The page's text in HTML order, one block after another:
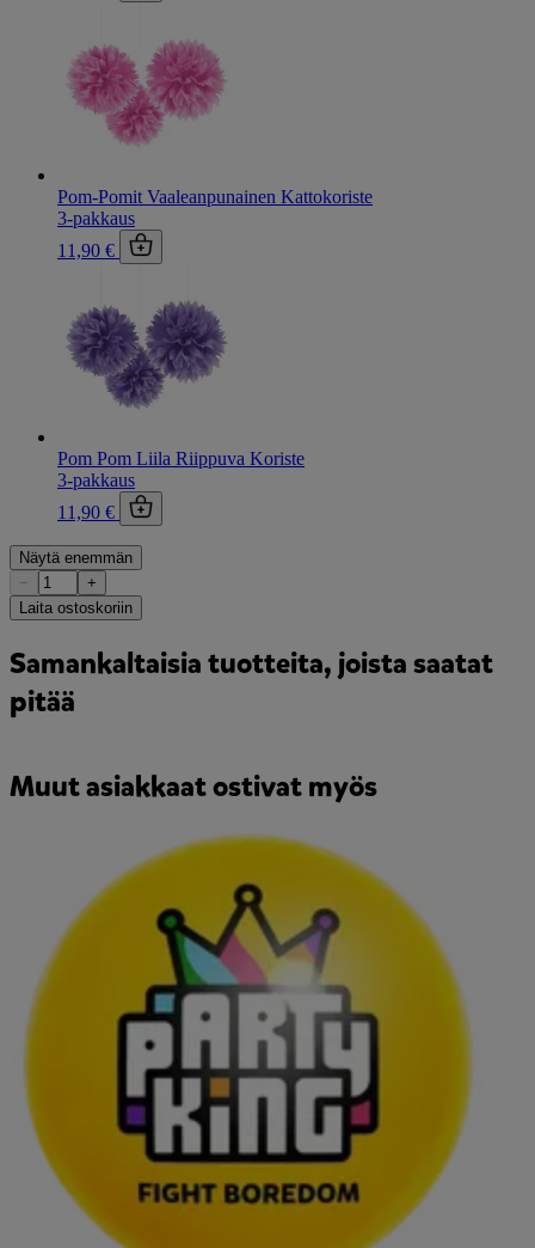
Pom-Pomit Vaaleanpunainen Kattokoriste
3-pakkaus
11,90 €
Pom Pom Liila Riippuva Koriste
3-pakkaus
11,90 €
Näytä enemmän
−
+
Laita ostoskoriin
Samankaltaisia tuotteita, joista saatat
pitää
Muut asiakkaat ostivat myös